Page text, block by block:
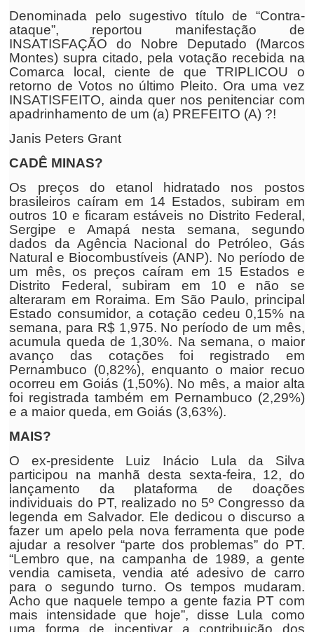
Denominada pelo sugestivo título de “Contra-
ataque”, reportou manifestação de
INSATISFAÇÃO do Nobre Deputado (Marcos
Montes) supra citado, pela votação recebida na
Comarca local, ciente de que TRIPLICOU o
retorno de Votos no último Pleito. Ora uma vez
INSATISFEITO, ainda quer nos penitenciar com
apadrinhamento de um (a) PREFEITO (A) ?!
Janis Peters Grant
CADÊ MINAS?
Os preços do etanol hidratado nos postos
brasileiros caíram em 14 Estados, subiram em
outros 10 e ficaram estáveis no Distrito Federal,
Sergipe e Amapá nesta semana, segundo
dados da Agência Nacional do Petróleo, Gás
Natural e Biocombustíveis (ANP). No período de
um mês, os preços caíram em 15 Estados e
Distrito Federal, subiram em 10 e não se
alteraram em Roraima. Em São Paulo, principal
Estado consumidor, a cotação cedeu 0,15% na
semana, para R$ 1,975. No período de um mês,
acumula queda de 1,30%. Na semana, o maior
avanço das cotações foi registrado em
Pernambuco (0,82%), enquanto o maior recuo
ocorreu em Goiás (1,50%). No mês, a maior alta
foi registrada também em Pernambuco (2,29%)
e a maior queda, em Goiás (3,63%).
MAIS?
O ex-presidente Luiz Inácio Lula da Silva
participou na manhã desta sexta-feira, 12, do
lançamento da plataforma de doações
individuais do PT, realizado no 5º Congresso da
legenda em Salvador. Ele dedicou o discurso a
fazer um apelo pela nova ferramenta que pode
ajudar a resolver “parte dos problemas” do PT.
“Lembro que, na campanha de 1989, a gente
vendia camiseta, vendia até adesivo de carro
para o segundo turno. Os tempos mudaram.
Acho que naquele tempo a gente fazia PT com
mais intensidade que hoje”, disse Lula como
uma forma de incentivar a contribuição dos